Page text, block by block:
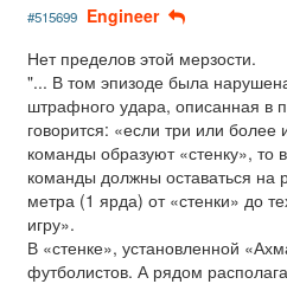
#515699 Engineer
Нет пределов этой мерзости.
"... В том эпизоде была
штрафного удара, описанная в
говорится: «если три или
команды образуют «стенку», то
команды должны оставаться на
метра (1 ярда) от «стенки» до
игру».
В «стенке», установленной
футболистов. А рядом